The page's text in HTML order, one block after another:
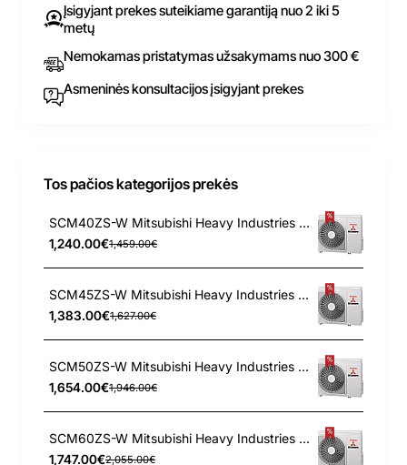
Įsigyjant prekes suteikiame garantiją nuo 2 iki 5
metų
Nemokamas pristatymas užsakymams nuo 300 €
Asmeninės konsultacijos įsigyjant prekes
Tos pačios kategorijos prekės
SCM40ZS-W Mitsubishi Heavy Industries 4.0/4.5 kW lauko blokas
1,240.00€1,459.00€
SCM45ZS-W Mitsubishi Heavy Industries 4.5/5.6 kW lauko blokas
1,383.00€1,627.00€
SCM50ZS-W Mitsubishi Heavy Industries 5.0/6.0 kW lauko blokas
1,654.00€1,946.00€
SCM60ZS-W Mitsubishi Heavy Industries 6.0/6.8 kW lauko blokas
1,747.00€2,055.00€